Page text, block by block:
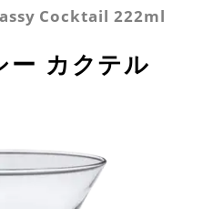
Cocktail 222ml
ー カクテル